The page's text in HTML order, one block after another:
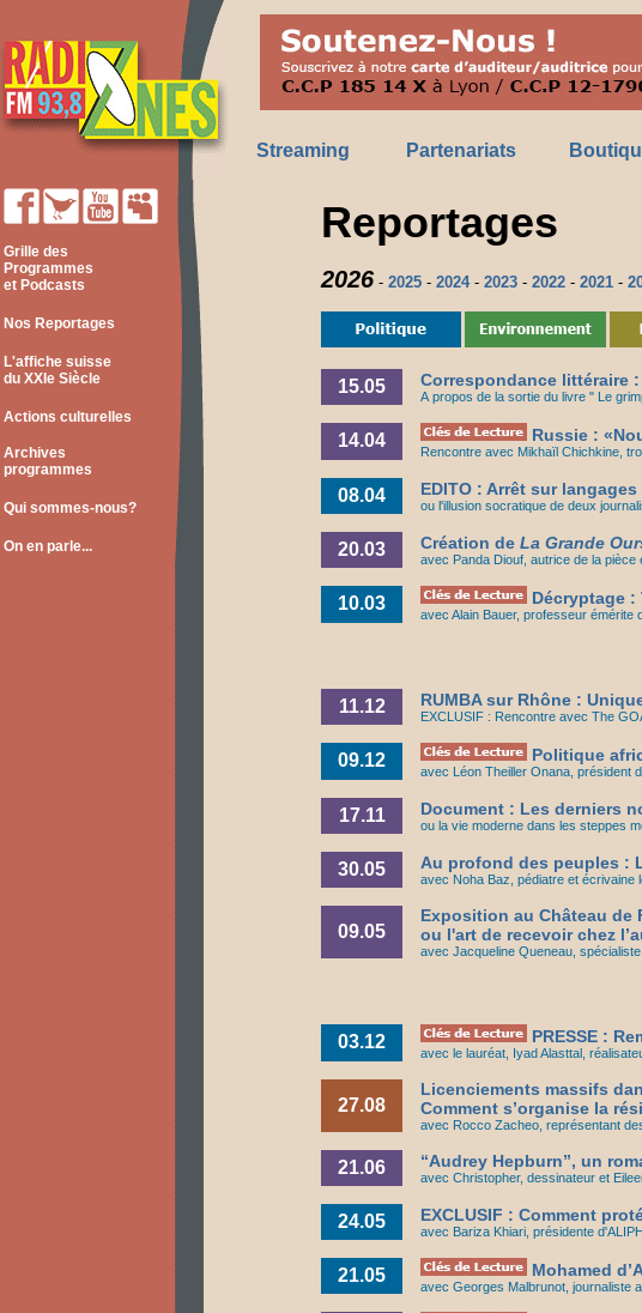
Streaming Partenariats
Grille des
Programmes
et Podcasts
Nos Reportages
L'affiche suisse
du XXIe Siècle
Actions culturelles
Archives
programmes
Qui sommes-nous?
On en parle...
Reportages
2026 - 2025 - 2024- 2023 - 2022 - 2021 -
15.05 Correspondance littéraire
A propos de la sortie du livre " Le
14.04 Russie :
Rencontre avec Mikhaïl Chichkine,
08.04 EDITO : Arrêt sur langages
ou l'illusion socratique de deux
20.03 Création de La Grande
avec Panda Diouf, autrice de la
10.03 Décryptage :
avec Alain Bauer, professeur émérite
11.12 RUMBA sur Rhône :
EXCLUSIF : Rencontre avec The
09.12 Politique
avec Léon Theiller Onana, président
17.11 Document : Les derniers
ou la vie moderne dans les steppes
30.05 Au profond des peuples :
avec Noha Baz, pédiatre et écrivaine
09.05
Exposition au Château de
ou l'art de recevoir chez
avec Jacqueline Queneau,
03.12 PRESSE :
avec le lauréat, Iyad Alasttal,
27.08
Licenciements massifs
Comment s’organise la
avec Rocco Zacheo, représentant
21.06 “Audrey Hepburn”, un
avec Christopher, dessinateur et
24.05 EXCLUSIF : Comment
avec Bariza Khiari, présidente
21.05 Mohamed
avec Georges Malbrunot, journaliste